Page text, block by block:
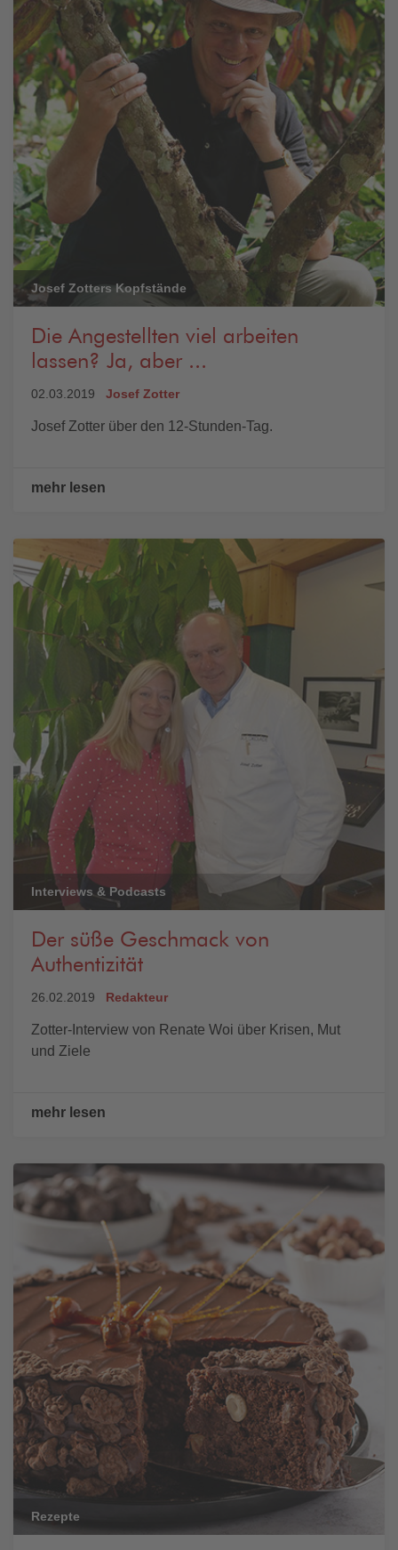
Josef Zotters Kopfstände
Die Angestellten viel arbeiten
lassen? Ja, aber ...
02.03.2019 Josef Zotter
Josef Zotter über den 12-Stunden-Tag.
mehr lesen
Interviews & Podcasts
Der süße Geschmack von
Authentizität
26.02.2019 Redakteur
Zotter-Interview von Renate Woi über Krisen, Mut
und Ziele
mehr lesen
Rezepte